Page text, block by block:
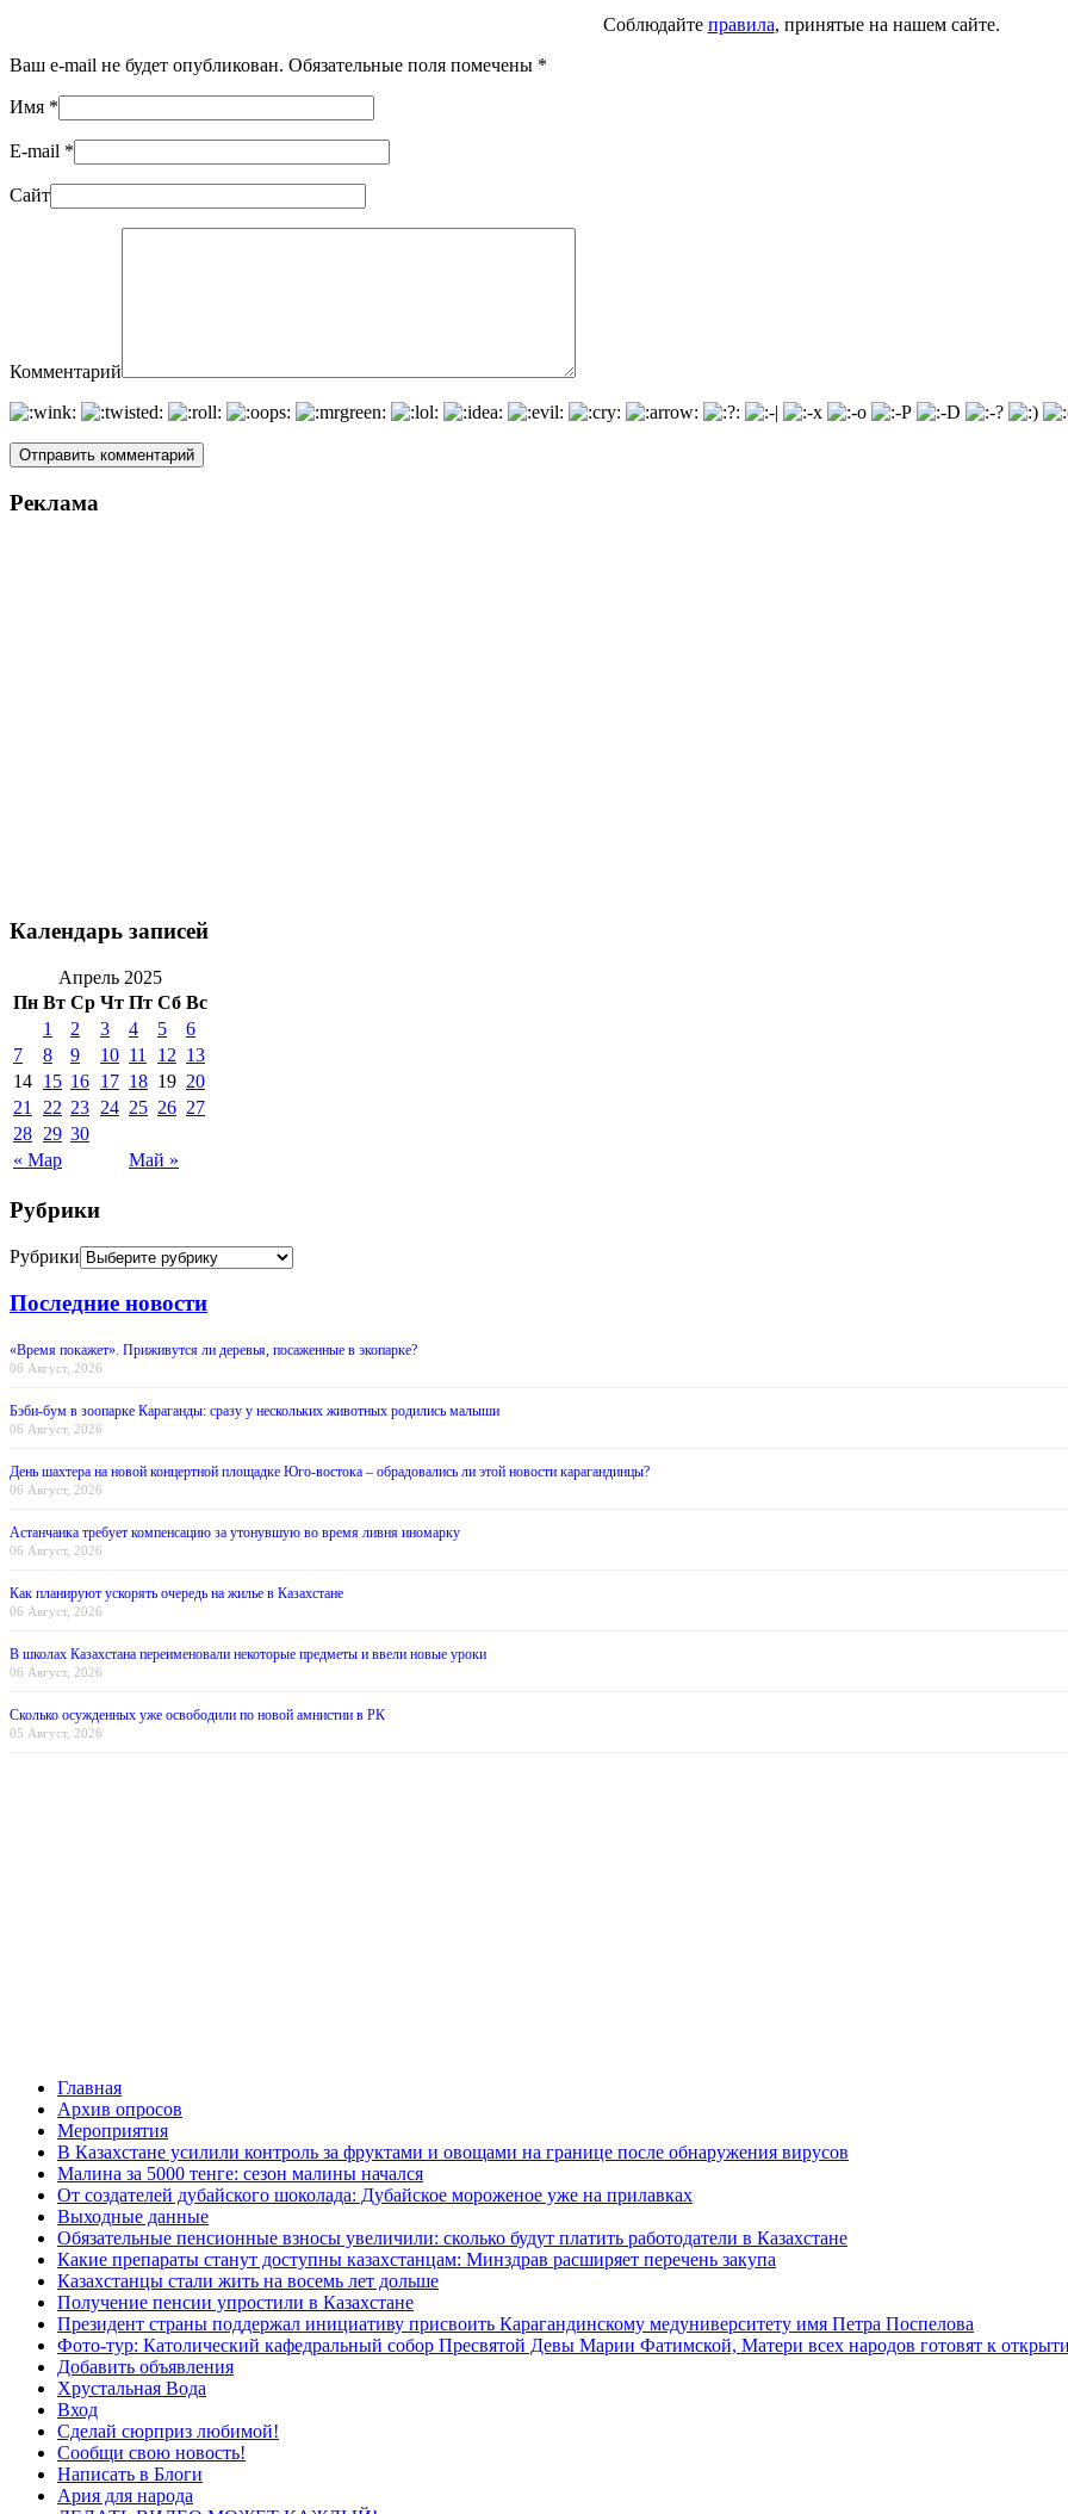
Соблюдайте правила, принятые на нашем сайте.
Ваш e-mail не будет опубликован. Обязательные поля помечены *
Имя *
E-mail *
Сайт
Комментарий
Реклама
Календарь записей
Апрель 2025
Пн Вт Ср Чт Пт Сб Вс
« Мар Май »
1 2 3 4 5
6
7
8 9 10 11 12 13
14 15 16 17 18 19 20
21
22 23 24 25 26 27
28 29 30
Рубрики
Рубрики
Последние новости
«Время покажет». Приживутся ли деревья, посаженные в экопарке?
06 Август, 2026
Бэби-бум в зоопарке Караганды: сразу у нескольких животных родились малыши
06 Август, 2026
День шахтера на новой концертной площадке Юго-востока – обрадовались ли этой новости карагандинцы?
06 Август, 2026
Астанчанка требует компенсацию за утонувшую во время ливня иномарку
06 Август, 2026
Как планируют ускорять очередь на жилье в Казахстане
06 Август, 2026
В школах Казахстана переименовали некоторые предметы и ввели новые уроки
06 Август, 2026
Сколько осужденных уже освободили по новой амнистии в РК
05 Август, 2026
Главная
Архив опросов
Мероприятия
В Казахстане усилили контроль за фруктами и овощами на границе после обнаружения вирусов
Малина за 5000 тенге: сезон малины начался
От создателей дубайского шоколада: Дубайское мороженое уже на прилавках
Выходные данные
Обязательные пенсионные взносы увеличили: сколько будут платить работодатели в Казахстане
Какие препараты станут доступны казахстанцам: Минздрав расширяет перечень закупа
Казахстанцы стали жить на восемь лет дольше
Получение пенсии упростили в Казахстане
Президент страны поддержал инициативу присвоить Карагандинскому медуниверситету имя Петра Поспелова
Фото-тур: Католический кафедральный собор Пресвятой Девы Марии Фатимской, Матери всех народов готовят к
Добавить объявления
Хрустальная Вода
Вход
Сделай сюрприз любимой!
Сообщи свою новость!
Написать в Блоги
Ария для народа